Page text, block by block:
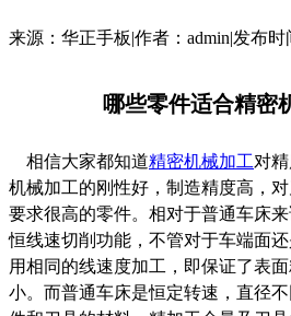
来源：华正手板|作者：admin|发布时
哪些零件适合精密
相信大家都知道精密机械加工对
机械加工的刚性好，制造精度高，
要求很高的零件。相对于普通车床
恒线速切削功能，不管对于车端面
用相同的线速度加工，即保证了表
小。而普通车床是恒定转速，直径